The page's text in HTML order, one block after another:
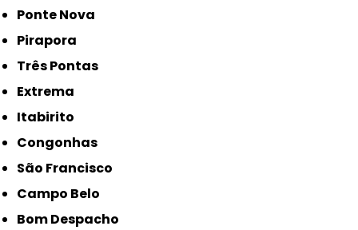
Ponte Nova
Pirapora
Três Pontas
Extrema
Itabirito
Congonhas
São Francisco
Campo Belo
Bom Despacho